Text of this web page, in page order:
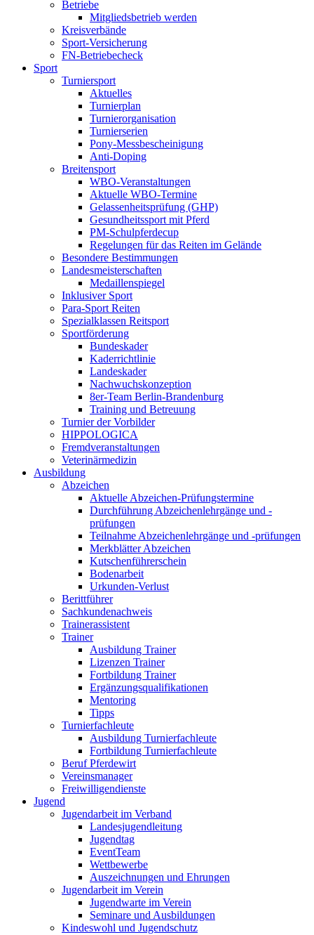
Betriebe
Mitgliedsbetrieb werden
Kreisverbände
Sport-Versicherung
FN-Betriebecheck
Sport
Turniersport
Aktuelles
Turnierplan
Turnierorganisation
Turnierserien
Pony-Messbescheinigung
Anti-Doping
Breitensport
WBO-Veranstaltungen
Aktuelle WBO-Termine
Gelassenheitsprüfung (GHP)
Gesundheitssport mit Pferd
PM-Schulpferdecup
Regelungen für das Reiten im Gelände
Besondere Bestimmungen
Landesmeisterschaften
Medaillenspiegel
Inklusiver Sport
Para-Sport Reiten
Spezialklassen Reitsport
Sportförderung
Bundeskader
Kaderrichtlinie
Landeskader
Nachwuchskonzeption
8er-Team Berlin-Brandenburg
Training und Betreuung
Turnier der Vorbilder
HIPPOLOGICA
Fremdveranstaltungen
Veterinärmedizin
Ausbildung
Abzeichen
Aktuelle Abzeichen-Prüfungstermine
Durchführung Abzeichenlehrgänge und -
prüfungen
Teilnahme Abzeichenlehrgänge und -prüfungen
Merkblätter Abzeichen
Kutschenführerschein
Bodenarbeit
Urkunden-Verlust
Berittführer
Sachkundenachweis
Trainerassistent
Trainer
Ausbildung Trainer
Lizenzen Trainer
Fortbildung Trainer
Ergänzungsqualifikationen
Mentoring
Tipps
Turnierfachleute
Ausbildung Turnierfachleute
Fortbildung Turnierfachleute
Beruf Pferdewirt
Vereinsmanager
Freiwilligendienste
Jugend
Jugendarbeit im Verband
Landesjugendleitung
Jugendtag
EventTeam
Wettbewerbe
Auszeichnungen und Ehrungen
Jugendarbeit im Verein
Jugendwarte im Verein
Seminare und Ausbildungen
Kindeswohl und Jugendschutz